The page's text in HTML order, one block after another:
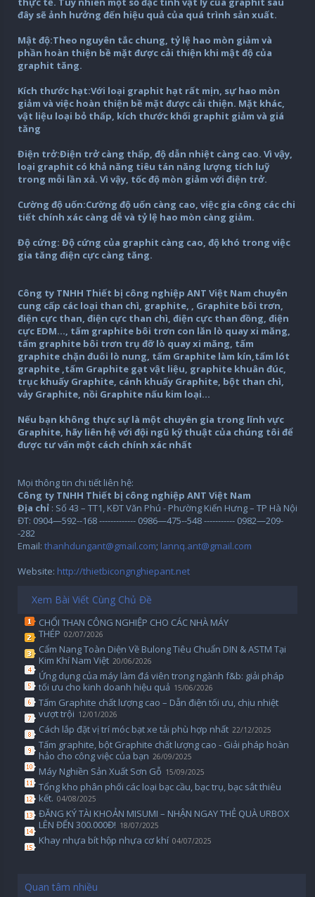
đây sẽ ảnh hưởng đến hiệu quả của quá trình sản xuất.
Mật độ:Theo nguyên tắc chung, tỷ lệ hao mòn giảm và
phần hoàn thiện bề mặt được cải thiện khi mật độ của
graphit tăng.
Kích thước hạt:Với loại graphit hạt rất mịn, sự hao mòn
giảm và việc hoàn thiện bề mặt được cải thiện. Mặt khác,
vật liệu loại bỏ thấp, kích thước khối graphit giảm và giá
tăng
Điện trở:Điện trở càng thấp, độ dẫn nhiệt càng cao. Vì vậy,
loại graphit có khả năng tiêu tán năng lượng tích luỹ
trong mỗi lần xả. Vì vậy, tốc độ mòn giảm với điện trở.
Cường độ uốn:Cường độ uốn càng cao, việc gia công các chi
tiết chính xác càng dễ và tỷ lệ hao mòn càng giảm.
Độ cứng: Độ cứng của graphit càng cao, độ khó trong việc
gia tăng điện cực càng tăng.
Công ty TNHH Thiết bị công nghiệp ANT Việt Nam chuyên
cung cấp các loại than chì, graphite, , Graphite bôi trơn,
điện cực than, điện cực than chì, điện cực than đồng, điện
cực EDM…, tấm graphite bôi trơn con lăn lò quay xi măng,
tấm graphite bôi trơn trụ đỡ lò quay xi măng, tấm
graphite chặn đuôi lò nung, tấm Graphite làm kín,tấm lót
graphite ,tấm Graphite gạt vật liệu, graphite khuân đúc,
trục khuấy Graphite, cánh khuấy Graphite, bột than chì,
vảy Graphite, nồi Graphite nấu kim loại…
Nếu bạn không thực sự là một chuyên gia trong lĩnh vực
Graphite, hãy liên hệ với đội ngũ kỹ thuật của chúng tôi để
được tư vấn một cách chính xác nhất
Mọi thông tin chi tiết liên hệ:
Công ty TNHH Thiết bị công nghiệp ANT Việt Nam
Địa chỉ : Số 43 – TT1, KĐT Văn Phú - Phường Kiến Hưng – TP Hà Nội
ĐT: 0904—592--168 ------------- 0986—475--548 ----------- 0982—209-
-282
Email: thanhdungant@gmail.com; lannq.ant@gmail.com
Website: http://thietbicongnghiepant.net
Xem Bài Viết Cùng Chủ Đề
CHỔI THAN CÔNG NGHIỆP CHO CÁC NHÀ MÁY
THÉP 02/07/2026
Cẩm Nang Toàn Diện Về Bulong Tiêu Chuẩn DIN & ASTM Tại
Kim Khí Nam Việt 20/06/2026
Ứng dụng của máy làm đá viên trong ngành f&b: giải pháp
tối ưu cho kinh doanh hiệu quả 15/06/2026
Tấm Graphite chất lượng cao – Dẫn điện tối ưu, chịu nhiệt
vượt trội 12/01/2026
Cách lắp đặt vị trí móc bạt xe tải phù hợp nhất 22/12/2025
Tấm graphite, bột Graphite chất lượng cao - Giải pháp hoàn
hảo cho công việc của bạn 26/09/2025
Máy Nghiền Sản Xuất Sơn Gỗ 15/09/2025
Tổng kho phân phối các loại bạc cầu, bạc trụ, bạc sắt thiêu
kết. 04/08/2025
ĐĂNG KÝ TÀI KHOẢN MISUMI – NHẬN NGAY THẺ QUÀ URBOX
LÊN ĐẾN 300.000Đ! 18/07/2025
Khay nhựa bít hộp nhựa cơ khí 04/07/2025
Quan tâm nhiều